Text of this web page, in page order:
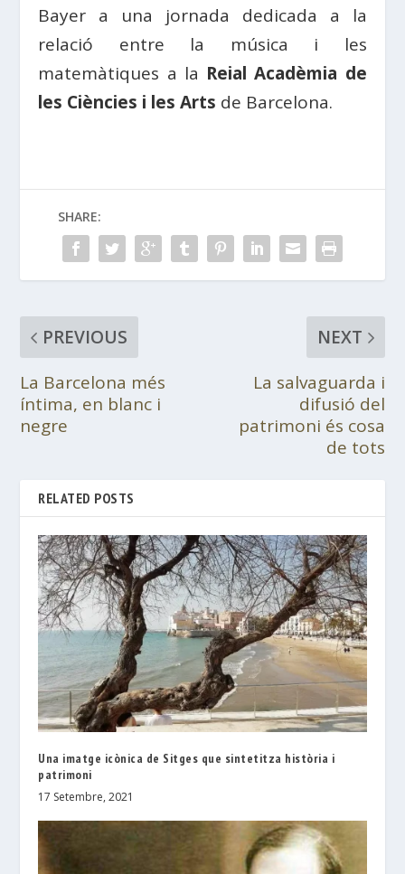
Bayer a una jornada dedicada a la
relació entre la música i les
matemàtiques a la Reial Acadèmia de
les Ciències i les Arts de Barcelona.
SHARE:
PREVIOUS
La Barcelona més
íntima, en blanc i
negre
NEXT
La salvaguarda i
difusió del
patrimoni és cosa
de tots
RELATED POSTS
Una imatge icònica de Sitges que sintetitza història i
patrimoni
17 Setembre, 2021